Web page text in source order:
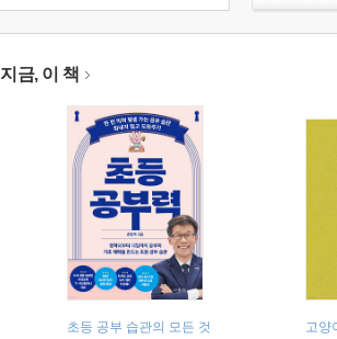
지금, 이 책
초등 공부 습관의 모든 것 고양